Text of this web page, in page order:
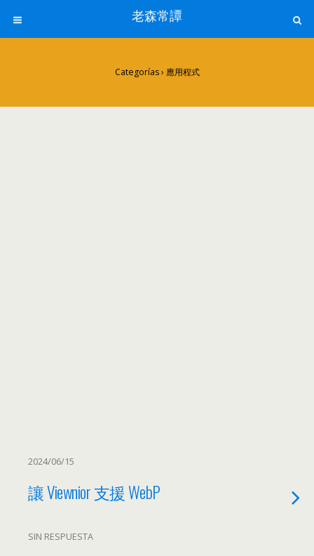
老森常譚
Categorías› 應用程式
2024/06/15
讓 Viewnior 支援 WebP
SIN RESPUESTA